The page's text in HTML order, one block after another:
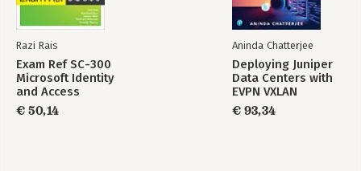
Razi Rais
Exam Ref SC-300
Microsoft Identity
and Access
Administrator
€ 50,14
Aninda Chatterjee
Deploying Juniper
Data Centers with
EVPN VXLAN
€ 93,34